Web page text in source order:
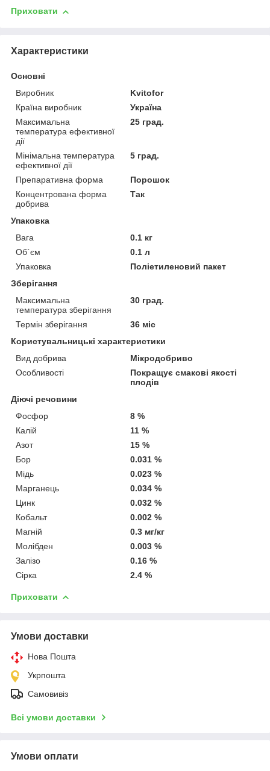
Приховати
Характеристики
Основні
Виробник
Kvitofor
Країна виробник
Україна
Максимальна
температура ефективної
дії
25 град.
Мінімальна температура
ефективної дії
5 град.
Препаративна форма
Порошок
Концентрована форма
добрива
Так
Упаковка
Вага
0.1 кг
Об`єм
0.1 л
Упаковка
Поліетиленовий пакет
Зберігання
Максимальна
температура зберігання
30 град.
Термін зберігання
36 міс
Користувальницькі характеристики
Вид добрива
Мікродобриво
Особливості
Покращує смакові якості
плодів
Діючі речовини
Фосфор
8 %
Калій
11 %
Азот
15 %
Бор
0.031 %
Мідь
0.023 %
Марганець
0.034 %
Цинк
0.032 %
Кобальт
0.002 %
Магній
0.3 мг/кг
Молібден
0.003 %
Залізо
0.16 %
Сірка
2.4 %
Приховати
Умови доставки
Нова Пошта
Укрпошта
Самовивіз
Всі умови доставки
Умови оплати